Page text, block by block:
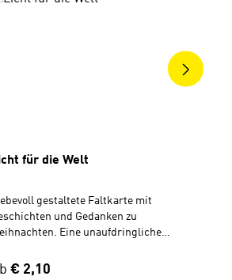
für die Welt
gestaltete Faltkarte mit
und Gedanken zu
Eine unaufdringliche
Kollegen oder die ganze
Preis:
€ 2,10